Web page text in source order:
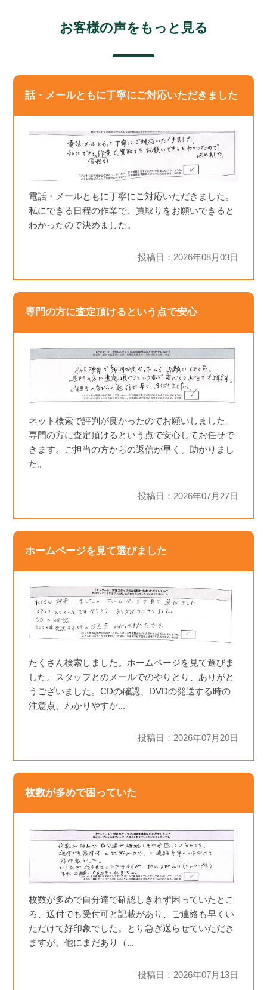
お客様の声をもっと見る
話・メールともに丁寧にご対応いただきました
電話・メールともに丁寧にご対応いただきました。
私にできる日程の作業で、買取りをお願いできると
わかったので決めました。
投稿日：2026年08月03日
専門の方に査定頂けるという点で安心
ネット検索で評判が良かったのでお願いしました。
専門の方に査定頂けるという点で安心してお任せで
きます。ご担当の方からの返信が早く、助かりまし
た。
投稿日：2026年07月27日
ホームページを見て選びました
たくさん検索しました。ホームページを見て選びま
した。スタッフとのメールでのやりとり、ありがと
うございました。CDの確認、DVDの発送する時の
注意点、わかりやすか...
投稿日：2026年07月20日
枚数が多めで困っていた
枚数が多めで自分達で確認しきれず困っていたとこ
ろ、送付でも受付可と記載があり、ご連絡も早くい
ただけて好印象でした。とり急ぎ送らせていただき
ますが、他にまだあり（...
投稿日：2026年07月13日